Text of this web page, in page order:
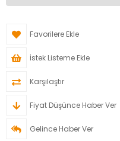
Favorilere Ekle
İstek Listeme Ekle
Karşılaştır
Fiyat Düşünce Haber Ver
Gelince Haber Ver